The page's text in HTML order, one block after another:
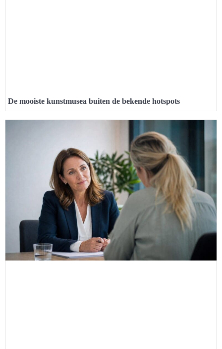
De mooiste kunstmusea buiten de bekende hotspots